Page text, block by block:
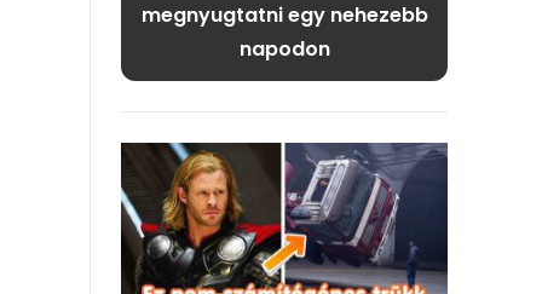
megnyugtatni egy nehezebb
napodon